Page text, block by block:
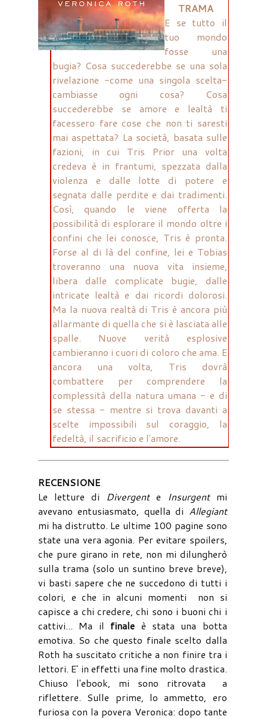
TRAMA
E se tutto il
tuo mondo
fosse una
bugia? Cosa succederebbe se una sola
rivelazione -come una singola scelta-
cambiasse ogni cosa? Cosa
succederebbe se amore e lealtà ti
facessero fare cose che non ti saresti
mai aspettata? La società, basata sulle
fazioni, in cui Tris Prior una volta
credeva è in frantumi, spezzata dalla
violenza e dalle lotte di potere e
segnata dalle perdite e dai tradimenti.
Così, quando le viene offerta la
possibilità di esplorare il mondo oltre i
confini che lei conosce, Tris è pronta.
Forse al di là del confine, lei e Tobias
troveranno una nuova vita insieme,
libera dalle complicate bugie, dalle
intricate lealtà e dai ricordi dolorosi.
Ma la nuova realtà di Tris è ancora più
allarmante di quella che si è lasciata alle
spalle. Nuove verità esplosive
cambieranno i cuori di coloro che ama. E
ancora una volta, Tris dovrà
combattere per comprendere la
complessità della natura umana - e di
se stessa - mentre si trova davanti a
scelte impossibili sul coraggio, la
fedeltà, il sacrificio e l'amore.
RECENSIONE
Le letture di Divergent e Insurgent mi
avevano entusiasmato, quella di Allegiant
mi ha distrutto. Le ultime 100 pagine sono
state una vera agonia. Per evitare spoilers,
che pure girano in rete, non mi dilungherò
sulla trama (solo un suntino breve breve),
vi basti sapere che ne succedono di tutti i
colori, e che in alcuni momenti non si
capisce a chi credere, chi sono i buoni chi i
cattivi... Ma il finale è stata una botta
emotiva. So che questo finale scelto dalla
Roth ha suscitato critiche a non finire tra i
lettori. E' in effetti una fine molto drastica.
Chiuso l'ebook, mi sono ritrovata a
riflettere. Sulle prime, lo ammetto, ero
furiosa con la povera Veronica: dopo tante